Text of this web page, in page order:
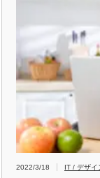
2022/3/18 IT / デザイ